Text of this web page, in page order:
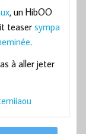
, un HibOO
teasersympa
.
à aller jeter